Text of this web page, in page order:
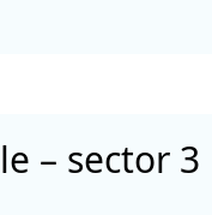
– sector 3